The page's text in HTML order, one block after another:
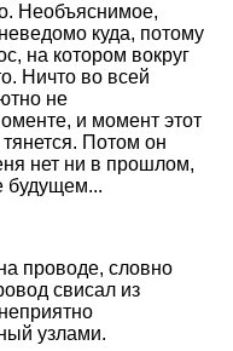
Необъяснимое,
куда, потому
на котором вокруг
Ничто во всей
не
и момент этот
Потом он
нет ни в прошлом,
будущем...
проводе, словно
свисал из
узлами.